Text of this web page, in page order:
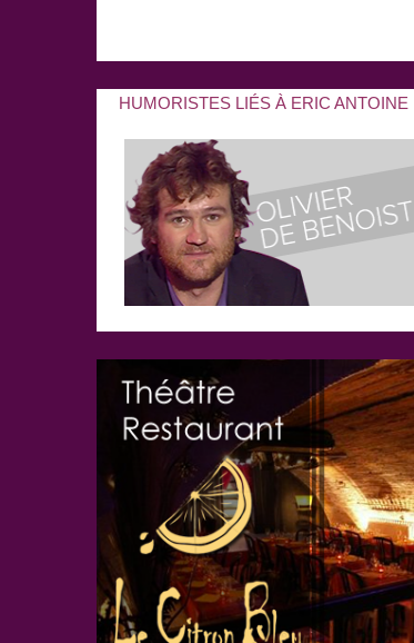
HUMORISTES LIÉS À ERIC ANTOINE